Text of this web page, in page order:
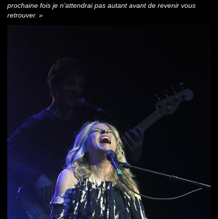
prochaine fois je n’attendrai pas autant avant de revenir vous
retrouver. »